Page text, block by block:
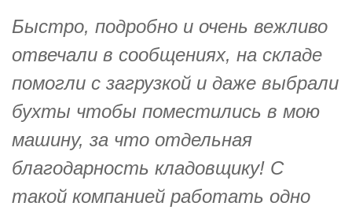
Быстро, подробно и очень вежливо
отвечали в сообщениях, на складе
помогли с загрузкой и даже выбрали
бухты чтобы поместились в мою
машину, за что отдельная
благодарность кладовщику! С
такой компанией работать одно